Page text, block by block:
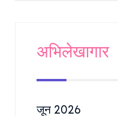
अभिलेखागार
जून 2026